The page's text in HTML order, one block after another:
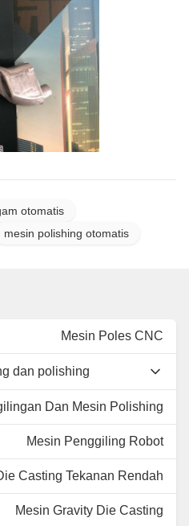
otomatis
mesin polishing otomatis
Mesin Poles CNC
dan polishing
Dan Mesin Polishing
Mesin Penggiling Robot
Casting Tekanan Rendah
Mesin Gravity Die Casting